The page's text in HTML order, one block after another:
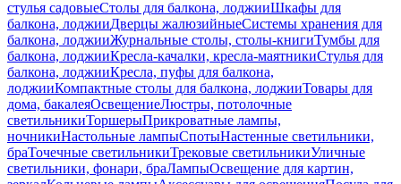
стулья садовыеСтолы для балкона, лоджииШкафы для
балкона, лоджииДверцы жалюзийныеСистемы хранения для
балкона, лоджииЖурнальные столы, столы-книгиТумбы для
балкона, лоджииКресла-качалки, кресла-маятникиСтулья для
балкона, лоджииКресла, пуфы для балкона,
лоджииКомпактные столы для балкона, лоджииТовары для
дома, бакалеяОсвещениеЛюстры, потолочные
светильникиТоршерыПрикроватные лампы,
ночникиНастольные лампыСпотыНастенные светильники,
браТочечные светильникиТрековые светильникиУличные
светильники, фонари, браЛампыОсвещение для картин,